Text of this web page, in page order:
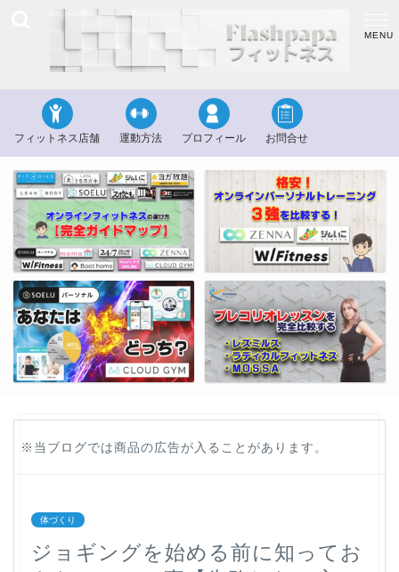
フィットネス店舗 運動方法 プロフィール お問合せ
※当ブログでは商品の広告が入ることがあります。
体づくり
ジョギングを始める前に知ってお